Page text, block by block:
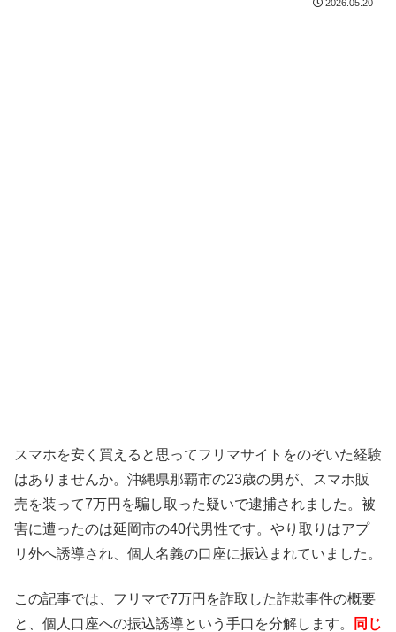
2026.05.20
スマホを安く買えると思ってフリマサイトをのぞいた経験
はありませんか。沖縄県那覇市の23歳の男が、スマホ販
売を装って7万円を騙し取った疑いで逮捕されました。被
害に遭ったのは延岡市の40代男性です。やり取りはアプ
リ外へ誘導され、個人名義の口座に振込まれていました。
この記事では、フリマで7万円を詐取した詐欺事件の概要
と、個人口座への振込誘導という手口を分解します。
同じ